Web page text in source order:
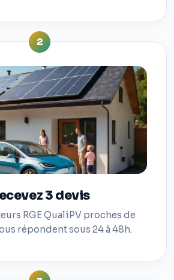
2
3 devis
RGE QualiPV proches de
répondent sous 24 à 48h.